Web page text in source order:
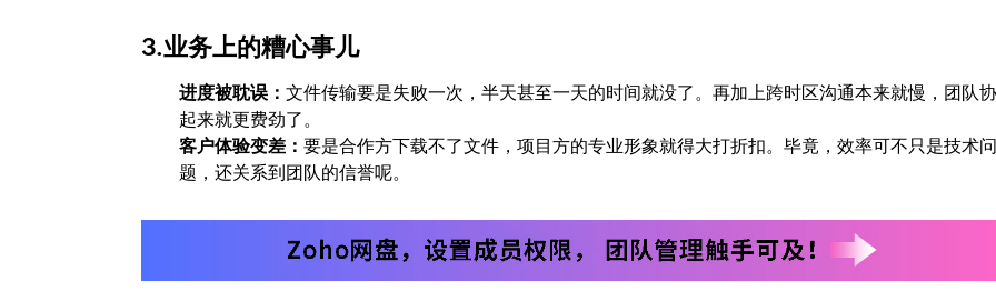
3.业务上的糟心事儿
进度被耽误：文件传输要是失败一次，半天甚至一天的时间就没了。再加上跨时区沟通本来就慢，团队
起来就更费劲了。
客户体验变差：要是合作方下载不了文件，项目方的专业形象就得大打折扣。毕竟，效率可不只是技术
题，还关系到团队的信誉呢。